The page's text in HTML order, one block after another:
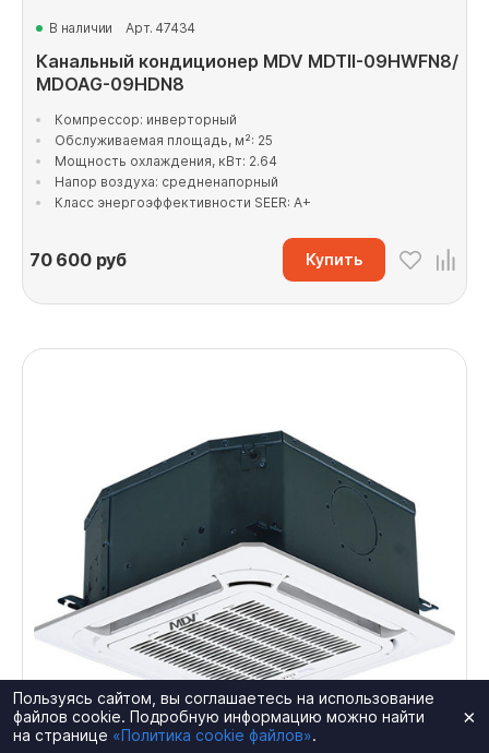
В наличии Арт. 47434
Канальный кондиционер MDV MDTII-09HWFN8/
MDOAG-09HDN8
Компрессор: инверторный
Обслуживаемая площадь, м²: 25
Мощность охлаждения, кВт: 2.64
Напор воздуха: средненапорный
Класс энергоэффективности SEER: A+
70 600руб Купить
×
Пользуясь сайтом, вы соглашаетесь на использование
файлов cookie. Подробную информацию можно найти
на странице «Политика cookie файлов».